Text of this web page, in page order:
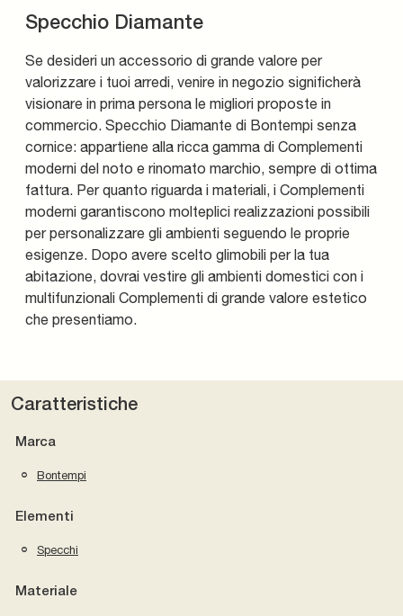
Specchio Diamante
Se desideri un accessorio di grande valore per
valorizzare i tuoi arredi, venire in negozio significherà
visionare in prima persona le migliori proposte in
commercio. Specchio Diamante di Bontempi senza
cornice: appartiene alla ricca gamma di Complementi
moderni del noto e rinomato marchio, sempre di ottima
fattura. Per quanto riguarda i materiali, i Complementi
moderni garantiscono molteplici realizzazioni possibili
per personalizzare gli ambienti seguendo le proprie
esigenze. Dopo avere scelto glimobili per la tua
abitazione, dovrai vestire gli ambienti domestici con i
multifunzionali Complementi di grande valore estetico
che presentiamo.
Caratteristiche
Marca
Bontempi
Elementi
Specchi
Materiale